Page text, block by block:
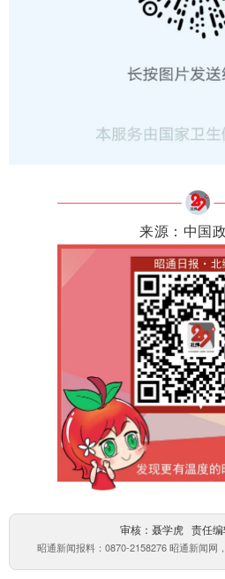
来源：中国
审核：聂学虎 责任编
昭通新闻报料：0870-2158276 昭通新闻网